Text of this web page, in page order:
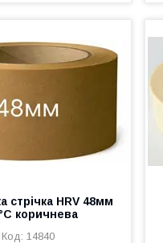
стрічка HRV 48мм
коричнева
14840